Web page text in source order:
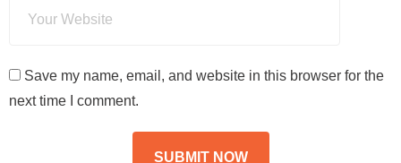
Save my name, email, and website in this browser for the
next time I comment.